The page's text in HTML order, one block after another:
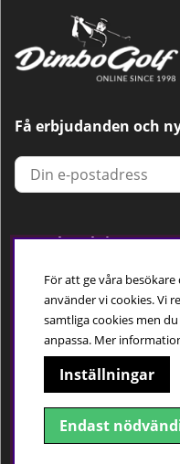
Få erbjudanden och
Trygg betalning
Följ oss
För att ge våra
använder vi cookies. Vi
samtliga cookies men
anpassa. Mer
Inställningar
Endast